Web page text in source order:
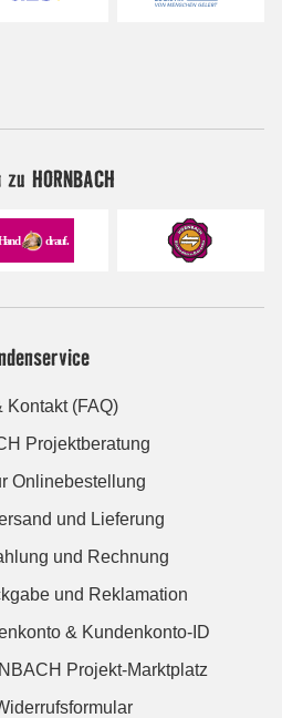
HORNBACH
Kontakt (FAQ)
Projektberatung
Onlinebestellung
und Lieferung
und Rechnung
und Reklamation
& Kundenkonto-ID
Projekt-Marktplatz